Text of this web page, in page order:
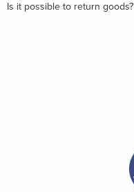
Is it possible to return goods?